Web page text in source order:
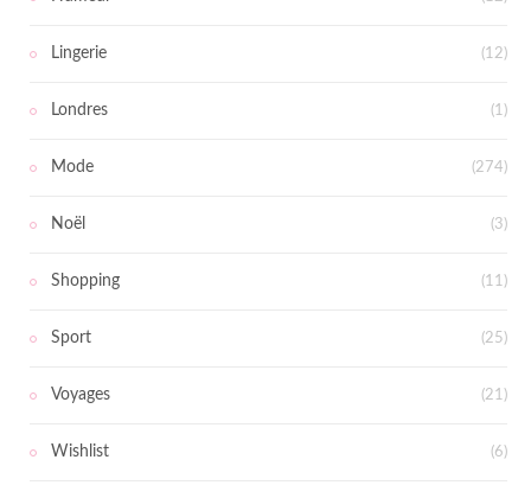
Lingerie (12)
Londres (1)
Mode (274)
Noël (3)
Shopping (11)
Sport (25)
Voyages (21)
Wishlist (6)